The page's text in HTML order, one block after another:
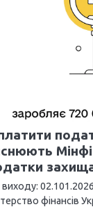
фінансів